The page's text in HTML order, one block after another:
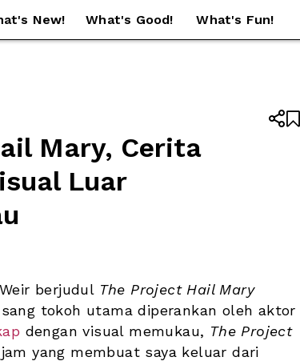
New! What's Good! What's Fun!
Mary, Cerita
Luar


berjudul The Project Hail Mary
dengan visual memukau, The Project
yang membuat saya keluar dari